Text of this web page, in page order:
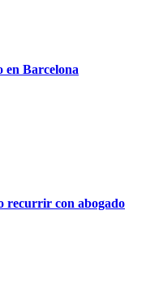
en Barcelona
recurrir con abogado